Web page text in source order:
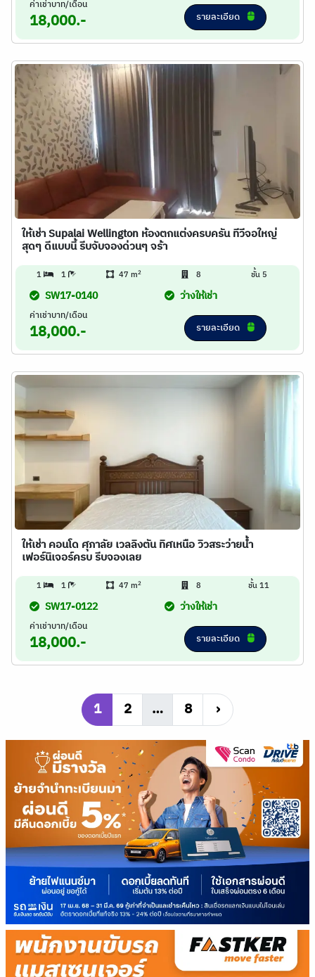
ค่าเช่าบาท/เดือน
18,000.- รายละเอียด
ให้เช่า Supalai Wellington ห้องตกแต่งครบครัน ทีวีจอใหญ่
สุดๆ ดีแบบนี้ รีบจับจองด่วนๆ จร้า
1 1 47 m2 8 ชั้น 5
SW17-0140 ว่างให้เช่า
ค่าเช่าบาท/เดือน
18,000.- รายละเอียด
ให้เช่า คอนโด ศุภาลัย เวลลิงตัน ทิศเหนือ วิวสระว่ายน้ำ
เฟอร์นิเจอร์ครบ รีบจองเลย
1 1 47 m2 8 ชั้น 11
SW17-0122 ว่างให้เช่า
ค่าเช่าบาท/เดือน
18,000.- รายละเอียด
1 2 … 8 ›